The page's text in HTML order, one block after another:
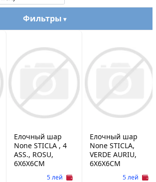
Фильтры
Елочный шар
None STICLA , 4
ASS., ROSU,
6X6X6CM
5 лей
Елочный шар
None STICLA,
VERDE AURIU,
6X6X6CM
5 лей